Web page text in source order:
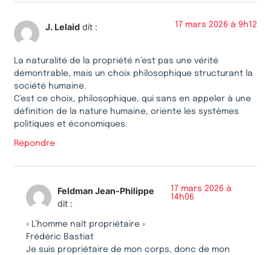
J. Lelaid dit : 17 mars 2026 à 9h12
La naturalité de la propriété n’est pas une vérité
démontrable, mais un choix philosophique structurant la
société humaine.
C’est ce choix, philosophique, qui sans en appeler à une
définition de la nature humaine, oriente les systèmes
politiques et économiques.
Répondre
Feldman Jean-Philippe
dit :
17 mars 2026 à
14h06
« L’homme naît propriétaire »
Frédéric Bastiat
Je suis propriétaire de mon corps, donc de mon